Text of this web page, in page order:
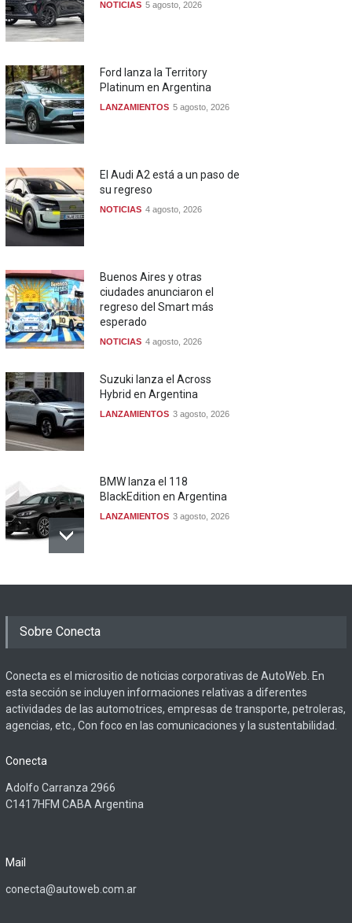
NOTICIAS 5 agosto, 2026
Ford lanza la Territory
Platinum en Argentina
LANZAMIENTOS 5 agosto, 2026
El Audi A2 está a un paso de
su regreso
NOTICIAS 4 agosto, 2026
Buenos Aires y otras
ciudades anunciaron el
regreso del Smart más
esperado
NOTICIAS 4 agosto, 2026
Suzuki lanza el Across
Hybrid en Argentina
LANZAMIENTOS 3 agosto, 2026
BMW lanza el 118
BlackEdition en Argentina
LANZAMIENTOS 3 agosto, 2026
Sobre Conecta
Conecta es el micrositio de noticias corporativas de AutoWeb. En
esta sección se incluyen informaciones relativas a diferentes
actividades de las automotrices, empresas de transporte, petroleras,
agencias, etc., Con foco en las comunicaciones y la sustentabilidad.
Conecta
Adolfo Carranza 2966
C1417HFM CABA Argentina
Mail
conecta@autoweb.com.ar